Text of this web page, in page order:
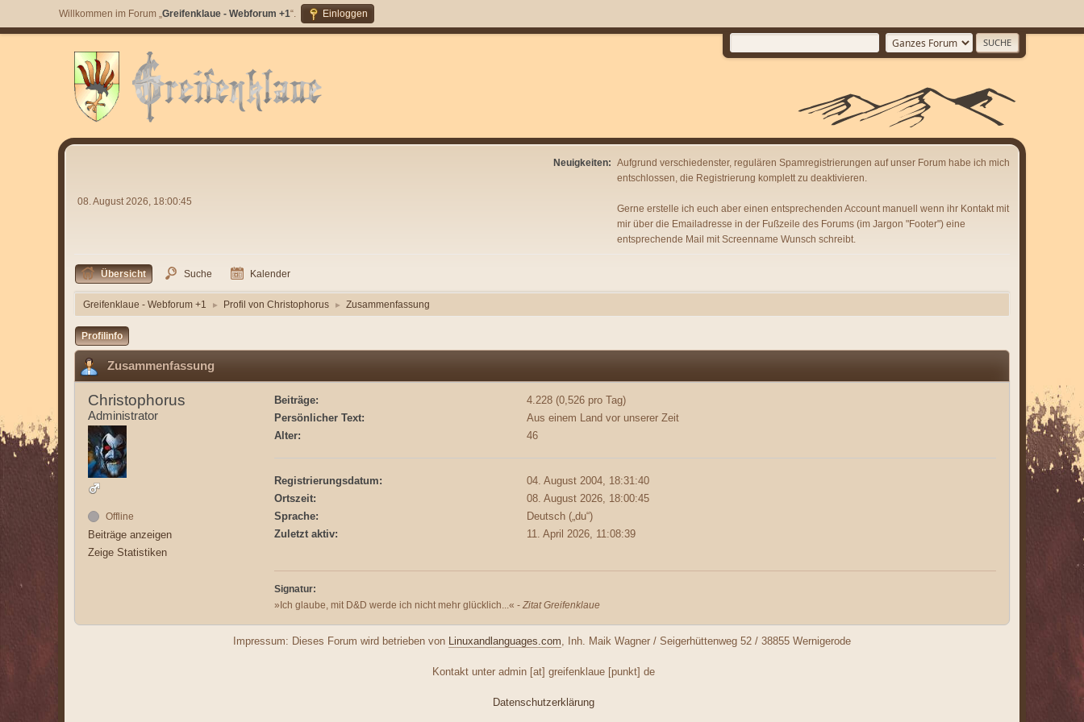
Willkommen im Forum „Greifenklaue - Webforum +1“. Einloggen
08. August 2026, 18:00:45
Neuigkeiten: Aufgrund verschiedenster, regulären Spamregistrierungen auf unser Forum habe ich mich
entschlossen, die Registrierung komplett zu deaktivieren.
Gerne erstelle ich euch aber einen entsprechenden Account manuell wenn ihr Kontakt mit
mir über die Emailadresse in der Fußzeile des Forums (im Jargon "Footer") eine
entsprechende Mail mit Screenname Wunsch schreibt.
Übersicht Suche Kalender
Greifenklaue - Webforum +1 ► Profil von Christophorus ► Zusammenfassung
Profilinfo
Zusammenfassung
Christophorus
Administrator
Offline
Beiträge anzeigen
Zeige Statistiken
Beiträge:
4.228 (0,526 pro Tag)
Persönlicher Text:
Aus einem Land vor unserer Zeit
Alter:
46
Registrierungsdatum:
04. August 2004, 18:31:40
Ortszeit:
08. August 2026, 18:00:45
Sprache:
Deutsch („du“)
Zuletzt aktiv:
11. April 2026, 11:08:39
Signatur:
»Ich glaube, mit D&D werde ich nicht mehr glücklich...« - Zitat Greifenklaue
Impressum: Dieses Forum wird betrieben von Linuxandlanguages.com, Inh. Maik Wagner / Seigerhüttenweg 52 / 38855 Wernigerode
Kontakt unter admin [at] greifenklaue [punkt] de
Datenschutzerklärung